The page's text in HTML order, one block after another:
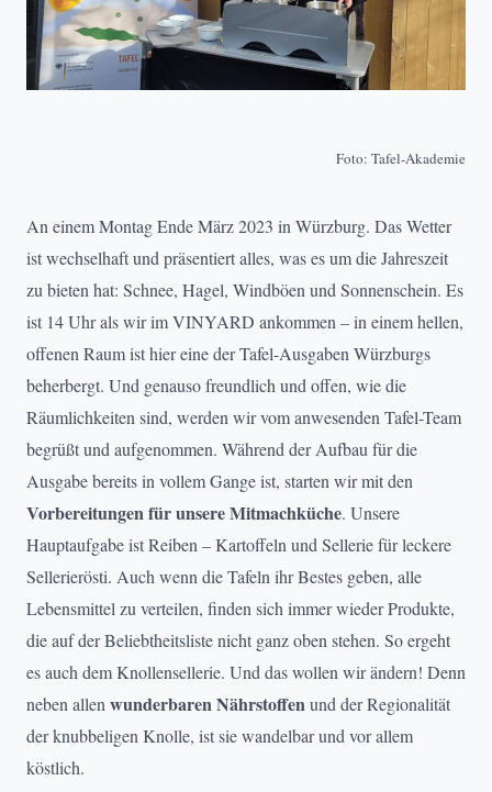
Foto: Tafel-Akademie
An einem Montag Ende März 2023 in Würzburg. Das Wetter
ist wechselhaft und präsentiert alles, was es um die Jahreszeit
zu bieten hat: Schnee, Hagel, Windböen und Sonnenschein. Es
ist 14 Uhr als wir im VINYARD ankommen – in einem hellen,
offenen Raum ist hier eine der Tafel-Ausgaben Würzburgs
beherbergt. Und genauso freundlich und offen, wie die
Räumlichkeiten sind, werden wir vom anwesenden Tafel-Team
begrüßt und aufgenommen. Während der Aufbau für die
Ausgabe bereits in vollem Gange ist, starten wir mit den
Vorbereitungen für unsere Mitmachküche. Unsere
Hauptaufgabe ist Reiben – Kartoffeln und Sellerie für leckere
Sellerierösti. Auch wenn die Tafeln ihr Bestes geben, alle
Lebensmittel zu verteilen, finden sich immer wieder Produkte,
die auf der Beliebtheitsliste nicht ganz oben stehen. So ergeht
es auch dem Knollensellerie. Und das wollen wir ändern! Denn
neben allenwunderbaren Nährstoffenund der Regionalität
der knubbeligen Knolle, ist sie wandelbar und vor allem
köstlich.